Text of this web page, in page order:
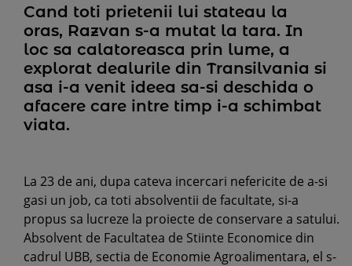
Cand toti prietenii lui stateau la
oras, Razvan s-a mutat la tara. In
loc sa calatoreasca prin lume, a
explorat dealurile din Transilvania si
asa i-a venit ideea sa-si deschida o
afacere care intre timp i-a schimbat
viata.
La 23 de ani, dupa cateva incercari nefericite de a-si
gasi un job, ca toti absolventii de facultate, si-a
propus sa lucreze la proiecte de conservare a satului.
Absolvent de Facultatea de Stiinte Economice din
cadrul UBB, sectia de Economie Agroalimentara, el s-